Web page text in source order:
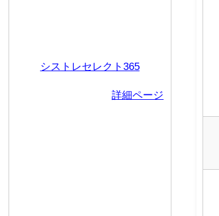
シストレセレクト365
詳細ページ